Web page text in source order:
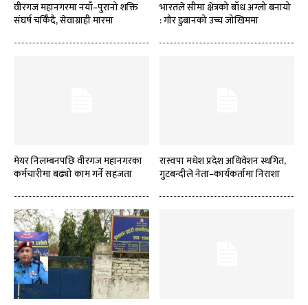
वीरगज महानगरमा नयाँ–पुरानो शक्ति
संघर्ष चर्किँदै, सेवाग्राही मारमा
भारतले सीमा क्षेत्रको बाँध अग्लो बनायो
: गौर डुबानको उच्च जोखिममा
मेयर निलम्बनपछि वीरगज महानगरका
कर्मचारीमा बढ्यो काम गर्ने सहजता
रास्वपा मधेश प्रदेश अधिवेशन स्थगित,
गुटबन्दीले नेता–कार्यकर्तामा निराशा